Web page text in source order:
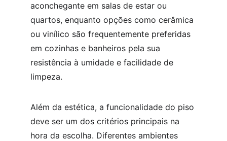
aconchegante em salas de estar ou
quartos, enquanto opções como cerâmica
ou vinílico são frequentemente preferidas
em cozinhas e banheiros pela sua
resistência à umidade e facilidade de
limpeza.
Além da estética, a funcionalidade do piso
deve ser um dos critérios principais na
hora da escolha. Diferentes ambientes